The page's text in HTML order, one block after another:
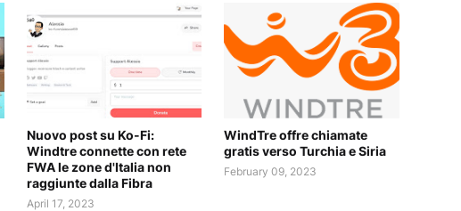
Nuovo post su Ko-Fi:
Windtre connette con rete
FWA le zone d'Italia non
raggiunte dalla Fibra
April 17, 2023
WindTre offre chiamate
gratis verso Turchia e Siria
February 09, 2023